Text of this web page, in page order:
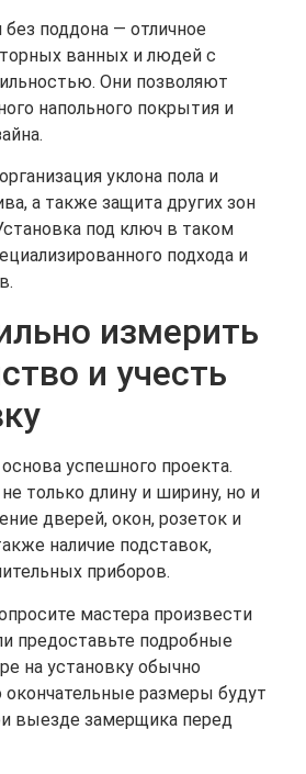
поддона — отличное
ванных и людей с
Они позволяют
напольного покрытия и
уклона пола и
а также защита других зон
под ключ в таком
подхода и
измерить
и учесть
успешного проекта.
только длину и ширину, но и
дверей, окон, розеток и
наличие подставок,
приборов.
мастера произвести
предоставьте подробные
на установку обычно
размеры будут
выезде замерщика перед